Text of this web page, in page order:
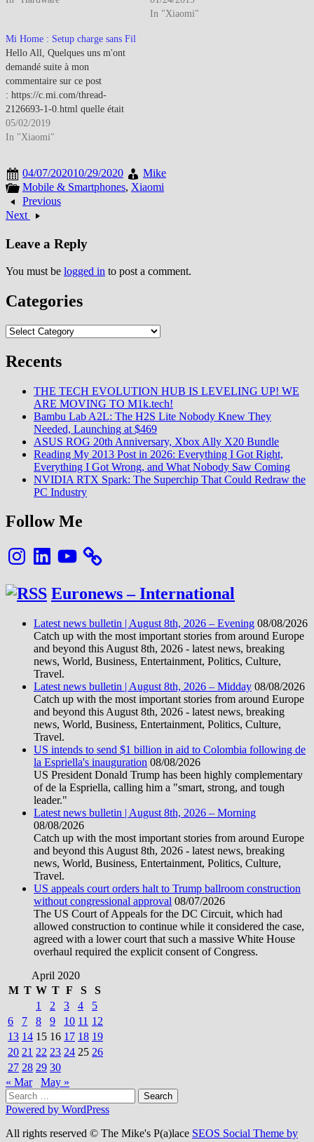
In "Xiaomi"
Mi Home : Setup charge sans Fil
Hello All, Quelques uns m'ont
demandé suite à mon
commentaire sur ce post
: https://c.mi.com/thread-
2126693-1-0.html quelle était
ma configuration ? Le plus
simple est de faire un post sur le
super simple à faire. Alors on a
besoin : D'un chargeur sans
filD"une centrale Mi
HomeD'une…
05/02/2019
In "Xiaomi"
04/07/202010/29/2020
Mike
Mobile & Smartphones, Xiaomi
Previous
Next
Leave a Reply
You must be logged in to post a comment.
Categories
Categories
Recents
THE TECH EVOLUTION HUB IS LEVELING UP! WE
ARE MOVING TO M1k.tech!
Bambu Lab A2L: The H2S Lite Nobody Knew They
Needed, Launching at $469
ASUS ROG 20th Anniversary, Xbox Ally X20 Bundle
Reading My 2013 Post in 2026: Everything I Got Right,
Everything I Got Wrong, and What Nobody Saw Coming
NVIDIA RTX Spark: The Superchip That Could Redraw the
PC Industry
Follow Me
InstagramLinkedInYouTube
Euronews – International
Latest news bulletin | August 8th, 2026 – Evening 08/08/2026
Catch up with the most important stories from around Europe
and beyond this August 8th, 2026 - latest news, breaking
news, World, Business, Entertainment, Politics, Culture,
Travel.
Latest news bulletin | August 8th, 2026 – Midday 08/08/2026
Catch up with the most important stories from around Europe
and beyond this August 8th, 2026 - latest news, breaking
news, World, Business, Entertainment, Politics, Culture,
Travel.
US intends to send $1 billion in aid to Colombia following de
la Espriella's inauguration 08/08/2026
US President Donald Trump has been highly complementary
of de la Espriella, calling him a "smart, strong, and tough
leader."
Latest news bulletin | August 8th, 2026 – Morning
08/08/2026
Catch up with the most important stories from around Europe
and beyond this August 8th, 2026 - latest news, breaking
news, World, Business, Entertainment, Politics, Culture,
Travel.
US appeals court orders halt to Trump ballroom construction
without congressional approval 08/07/2026
The US Court of Appeals for the DC Circuit, which had
allowed construction to continue while it considered the case,
agreed with a lower court that such a massive White House
overhaul required the explicit consent of Congress.
April 2020
M T W T F S
S
1
2 3 4
5
6
7 8 9 10 11 12
13 14 15 16 17 18 19
20 21 22 23 24 25 26
27 28 29 30
« Mar
May »
Search
for:
Powered by WordPress
All rights reserved © The Mike's P(a)lace SEOS Social Theme by